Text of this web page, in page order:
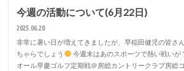
今週の活動について(6月22日)
2025.06.20
非常に暑い日が増えてきましたが、早稲田健児の皆さ
ちゃらでしょう
今週末はあのスポーツで熱い戦いが
オール早慶ゴルフ定期戦＠房総カントリークラブ房総